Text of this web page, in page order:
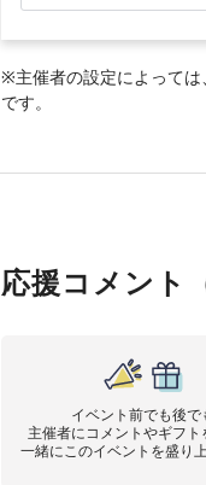
※主催者の設定によっては
です。
応援コメント
イベント前でも後で
主催者にコメントやギフト
一緒にこのイベントを盛り